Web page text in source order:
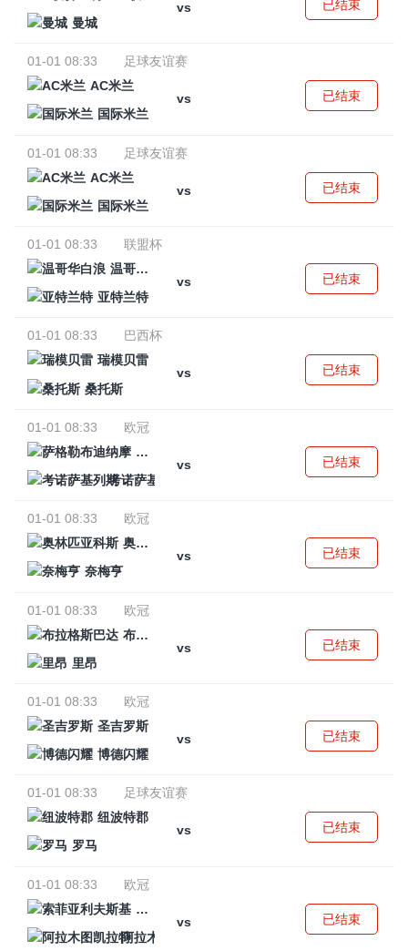
vs
曼城
已结束
01-01 08:33
足球友谊赛
AC米兰
vs
国际米兰
已结束
01-01 08:33
足球友谊赛
AC米兰
vs
国际米兰
已结束
01-01 08:33
联盟杯
温哥华白浪
vs
亚特兰特
已结束
01-01 08:33
巴西杯
瑞模贝雷
vs
桑托斯
已结束
01-01 08:33
欧冠
萨格勒布迪纳摩
vs
考诺萨基列斯
已结束
01-01 08:33
欧冠
奥林匹亚科斯
vs
奈梅亨
已结束
01-01 08:33
欧冠
布拉格斯巴达
vs
里昂
已结束
01-01 08:33
欧冠
圣吉罗斯
vs
博德闪耀
已结束
01-01 08:33
足球友谊赛
纽波特郡
vs
罗马
已结束
01-01 08:33
欧冠
索菲亚利夫斯基
vs
阿拉木图凯拉特
已结束